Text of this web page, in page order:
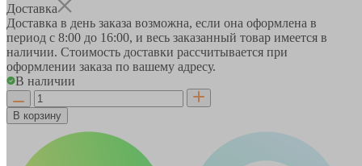
Доставка
Доставка в день заказа возможна, если она оформлена в
период с 8:00 до 16:00, и весь заказанный товар имеется в
наличии. Стоимость доставки рассчитывается при
оформлении заказа по вашему адресу.
В наличии
В корзину